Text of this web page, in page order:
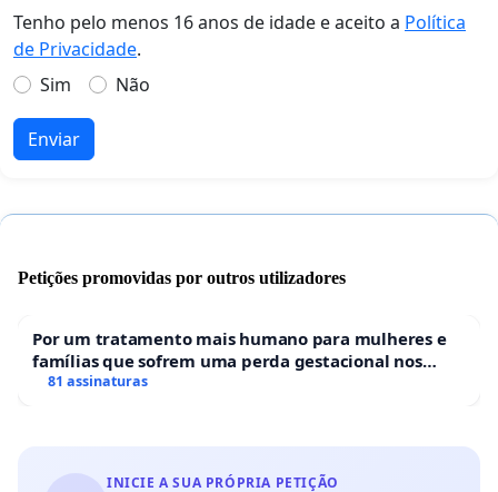
Tenho pelo menos 16 anos de idade e aceito a Política
de Privacidade.
Sim
Não
Enviar
Petições promovidas por outros utilizadores
Por um tratamento mais humano para mulheres e
famílias que sofrem uma perda gestacional nos
hospitais portugueses
81 assinaturas
INICIE A SUA PRÓPRIA PETIÇÃO